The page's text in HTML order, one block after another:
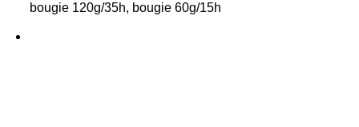
bougie 120g/35h, bougie 60g/15h